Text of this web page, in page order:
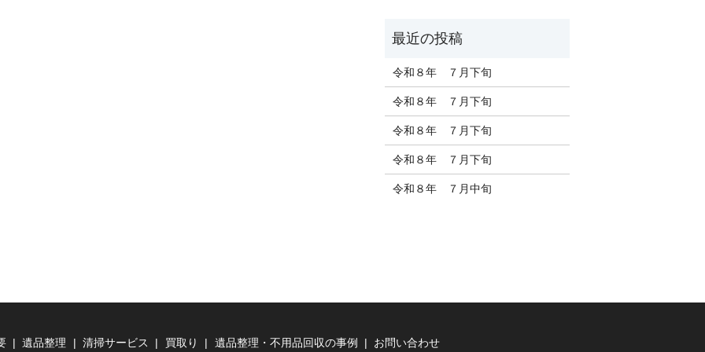
令和８年 ７月下旬
令和８年 ７月下旬
令和８年 ７月下旬
令和８年 ７月下旬
令和８年 ７月中旬
遺品整理 清掃サービス 買取り 遺品整理・不用品回収の事例 お問い合わせ